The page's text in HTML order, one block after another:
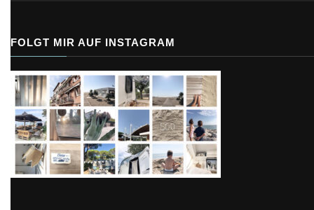
FOLGT MIR AUF INSTAGRAM